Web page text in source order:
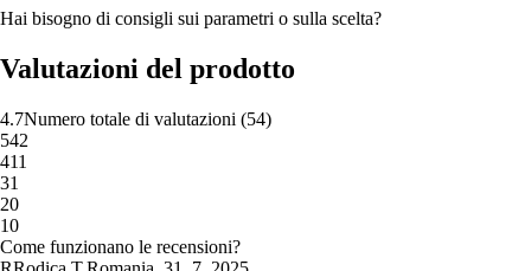
Hai bisogno di consigli sui parametri o sulla scelta?
Valutazioni del prodotto
4.7Numero totale di valutazioni (54)
542
411
31
20
10
Come funzionano le recensioni?